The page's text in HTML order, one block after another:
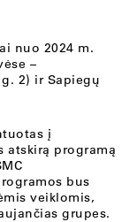
nuo 2024 m.
–
2) ir Sapiegų
į
atskirą programą
bus
veiklomis,
grupes.